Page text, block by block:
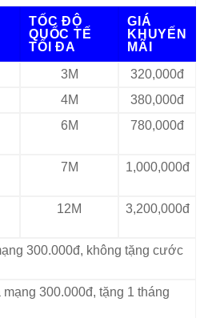
TỐC ĐỘ
QUỐC TẾ
TỐI ĐA
GIÁ
KHUYẾN
MÃI
3M
320,000đ
4M
380,000đ
6M 780,000đ
7M 1,000,000đ
12M 3,200,000đ
300.000đ, không tặng cước
mạng 300.000đ, tặng 1 tháng